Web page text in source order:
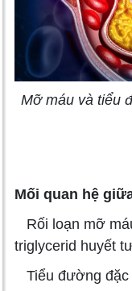
Mỡ máu và tiểu
Mối quan hệ
Rối loạn mỡ
triglycerid huyết
Tiểu đường đặc